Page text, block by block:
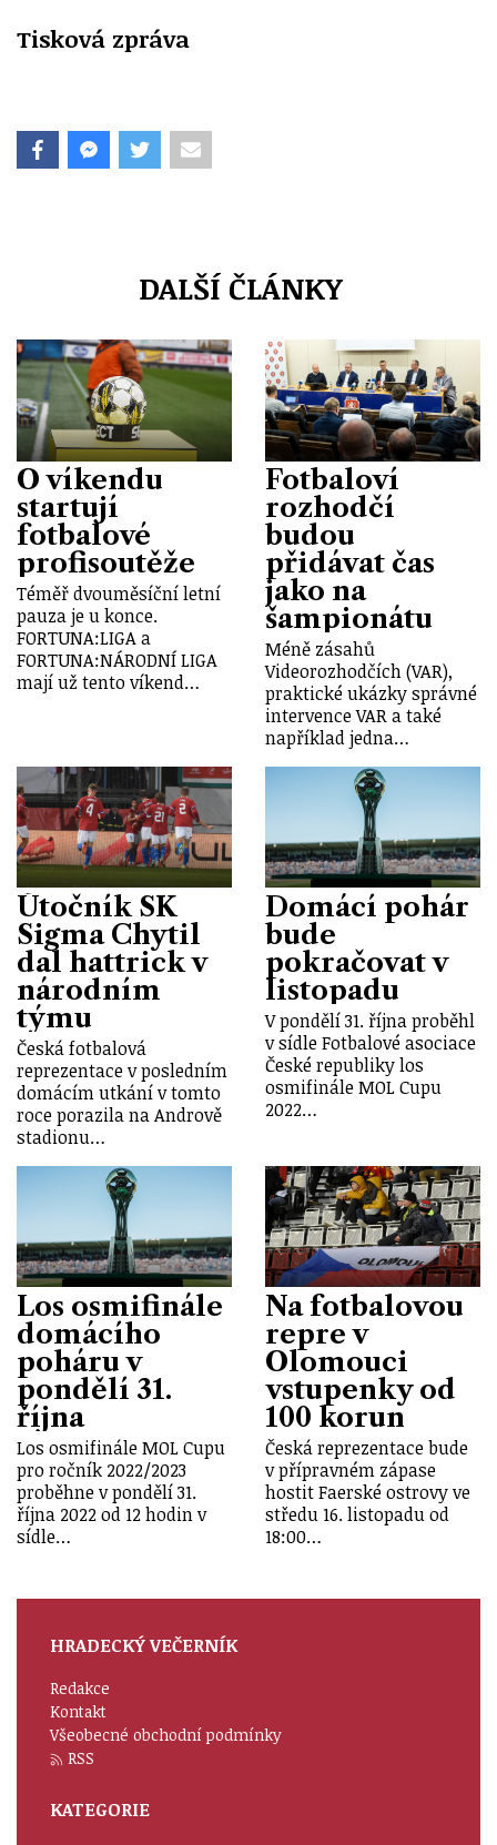
Tisková zpráva
DALŠÍ ČLÁNKY
O víkendu
startují
fotbalové
profisoutěže
Téměř dvouměsíční letní
pauza je u konce.
FORTUNA:LIGA a
FORTUNA:NÁRODNÍ LIGA
mají už tento víkend…
Fotbaloví
rozhodčí
budou
přidávat čas
jako na
šampionátu
Méně zásahů
Videorozhodčích (VAR),
praktické ukázky správné
intervence VAR a také
například jedna…
Útočník SK
Sigma Chytil
dal hattrick v
národním
týmu
Česká fotbalová
reprezentace v posledním
domácím utkání v tomto
roce porazila na Andrově
stadionu…
Domácí pohár
bude
pokračovat v
listopadu
V pondělí 31. října proběhl
v sídle Fotbalové asociace
České republiky los
osmifinále MOL Cupu
2022…
Los osmifinále
domácího
poháru v
pondělí 31.
října
Los osmifinále MOL Cupu
pro ročník 2022/2023
proběhne v pondělí 31.
října 2022 od 12 hodin v
sídle…
Na fotbalovou
repre v
Olomouci
vstupenky od
100 korun
Česká reprezentace bude
v přípravném zápase
hostit Faerské ostrovy ve
středu 16. listopadu od
18:00…
HRADECKÝ VEČERNÍK
Redakce
Kontakt
Všeobecné obchodní podmínky
RSS
KATEGORIE